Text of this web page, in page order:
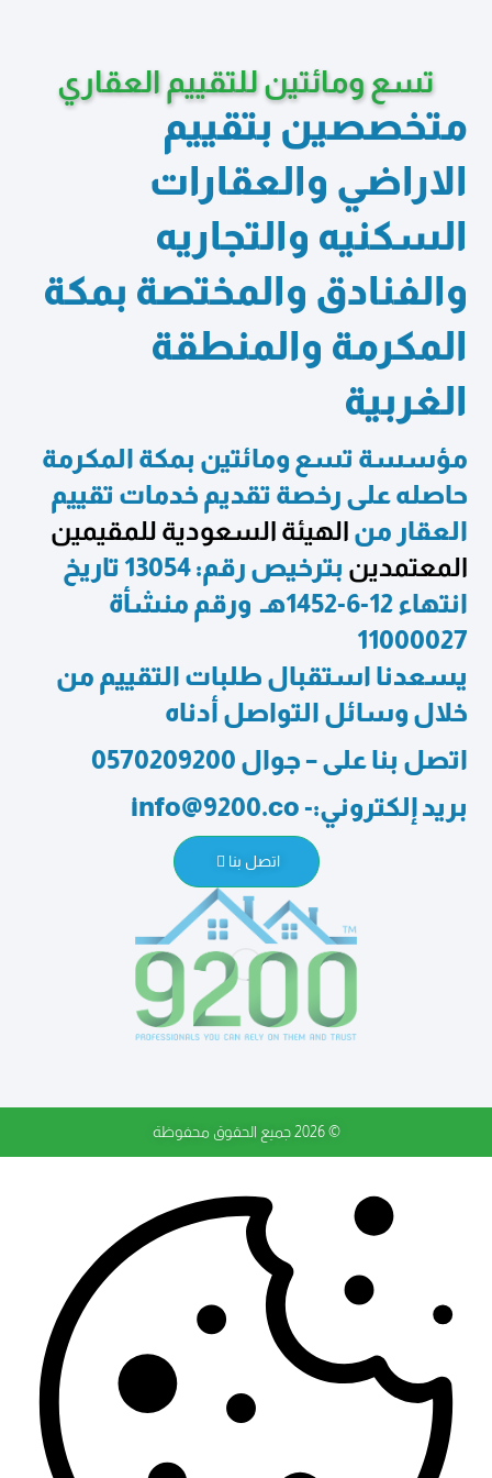
تسع ومائتين للتقييم العقاري
متخصصين بتقييم
الاراضي والعقارات
السكنيه والتجاريه
والفنادق والمختصة بمكة
المكرمة والمنطقة
الغربية
مؤسسة تسع ومائتين بمكة المكرمة
حاصله على رخصة تقديم خدمات تقييم
العقار من الهيئة السعودية للمقيمين
المعتمدين
بترخيص رقم: 13054 تاريخ
انتهاء 12-6-1452هـ ورقم منشأة
11000027
يسعدنا استقبال طلبات التقييم من
خلال وسائل التواصل أدناه
اتصل بنا على – جوال 0570209200
بريد إلكتروني:- info@9200.co
اتصل بنا
© 2026 جميع الحقوق محفوظة